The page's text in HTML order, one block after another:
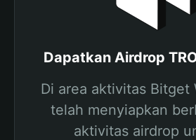
Dapatkan Airdrop
Di area aktivitas Bitget
telah menyiapkan
aktivitas airdrop